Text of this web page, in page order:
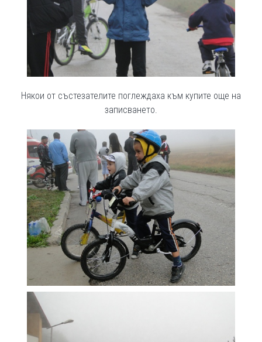
Някои от състезателите поглеждаха към купите още на
записването.